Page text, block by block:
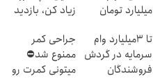
میلیارد تومان
زیاد کن، بازدید
بیشتر
تا 3میلیارد وام
سرمایه در گردش
فروشندگان
جراحی کمر
ممنوع شد⛔
میتونی کمرت رو